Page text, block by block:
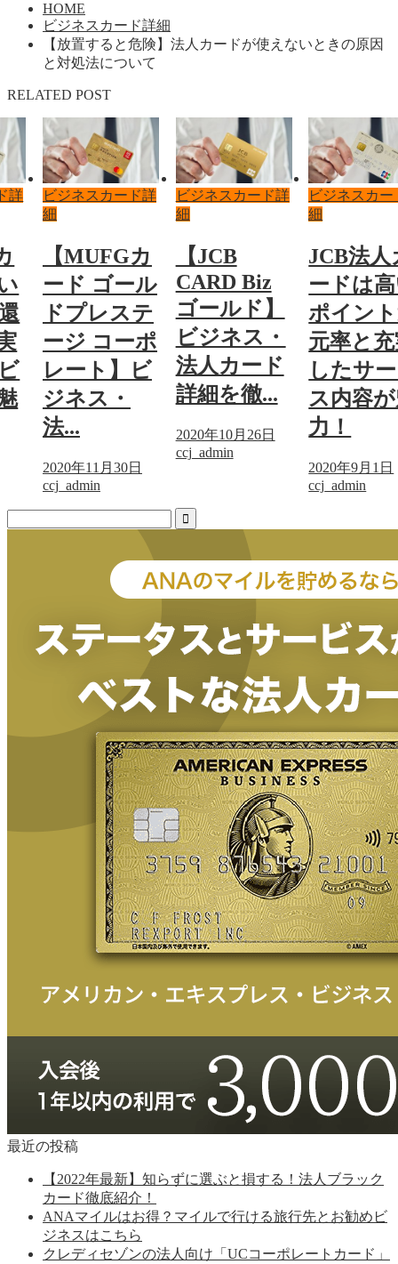
HOME
ビジネスカード詳細
【放置すると危険】法人カードが使えないときの原因
と対処法について
RELATED POST
ビジネスカード詳
【MUFGカ
ード ゴール
ドプレステ
ージ コーポ
レート】ビ
ジネス・
法...
2020年11月30日
ccj_admin
ビジネスカード詳
【JCB
CARD Biz
ゴールド】
ビジネス・
法人カード
詳細を徹...
2020年10月26日
ccj_admin
ビジネスカード
JCB法人カ
ードは高
ポイント
元率と充
したサー
ス内容が
力！
2020年9月1日
ccj_admin
最近の投稿
【2022年最新】知らずに選ぶと損する！法人ブラック
カード徹底紹介！
ANAマイルはお得？マイルで行ける旅行先とお勧めビ
ジネスはこちら
クレディセゾンの法人向け「UCコーポレートカード」